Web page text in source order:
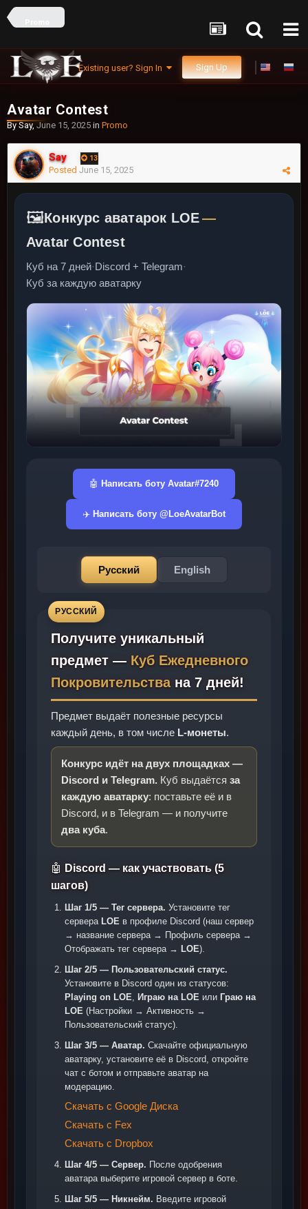
Existing user? Sign In Sign Up
Avatar Contest
By Say, June 15, 2025 in Promo
Say 13
Posted June 15, 2025
🖼️Конкурс аватарок LOE—
Avatar Contest
Куб на 7 дней·Discord + Telegram·
Куб за каждую аватарку
🤖 Написать боту Avatar#7240
✈️ Написать боту @LoeAvatarBot
Русский English
РУССКИЙ
Получите уникальный
предмет — Куб Ежедневного
Покровительствана 7 дней!
Предмет выдаёт полезные ресурсы
каждый день, в том числе L-монеты.
Конкурс идёт на двух площадках —
Discord и Telegram. Куб выдаётся за
каждую аватарку: поставьте её и в
Discord, и в Telegram — и получите
два куба.
🤖 Discord — как участвовать (5
шагов)
Шаг 1/5 — Тег сервера. Установите тег
сервера LOE в профиле Discord (наш сервер
→ название сервера → Профиль сервера →
Отображать тег сервера → LOE).
Шаг 2/5 — Пользовательский статус.
Установите в Discord один из статусов:
Playing on LOE, Играю на LOE или Граю на
LOE (Настройки → Активность →
Пользовательский статус).
Шаг 3/5 — Аватар. Скачайте официальную
аватарку, установите её в Discord, откройте
чат с ботом и отправьте аватар на
модерацию.
Скачать с Google Диска
Скачать с Fex
Скачать с Dropbox
Шаг 4/5 — Сервер. После одобрения
аватара выберите игровой сервер в боте.
Шаг 5/5 — Никнейм. Введите игровой